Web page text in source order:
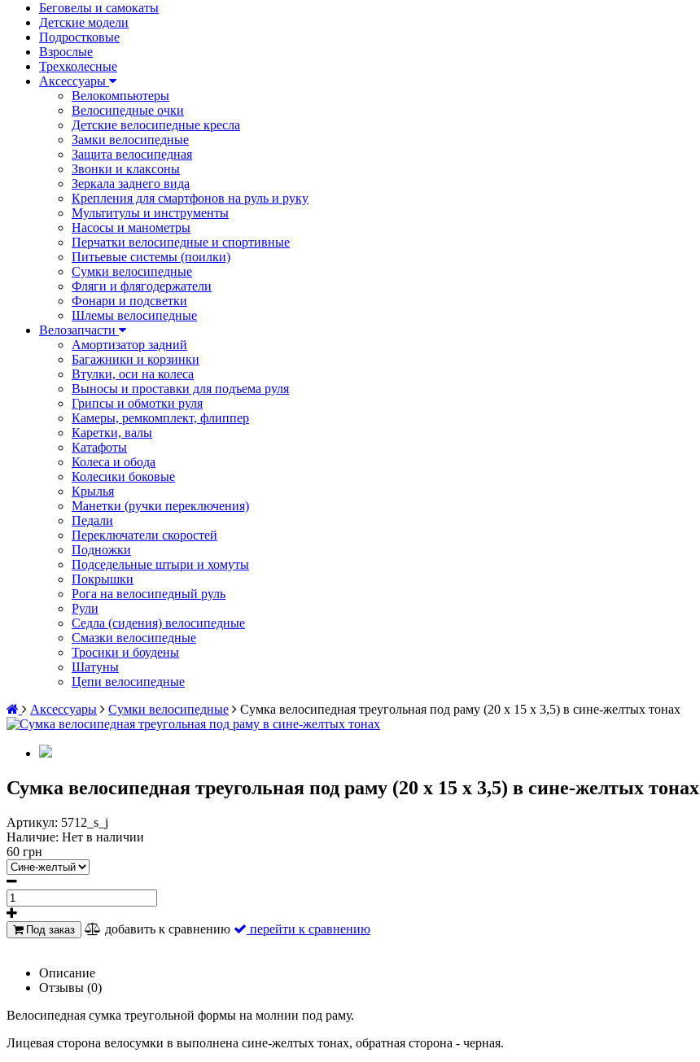
Беговелы и самокаты
Детские модели
Подростковые
Взрослые
Трехколесные
Аксессуары
Велокомпьютеры
Велосипедные очки
Детские велосипедные кресла
Замки велосипедные
Защита велосипедная
Звонки и клаксоны
Зеркала заднего вида
Крепления для смартфонов на руль и руку
Мультитулы и инструменты
Насосы и манометры
Перчатки велосипедные и спортивные
Питьевые системы (поилки)
Сумки велосипедные
Фляги и флягодержатели
Фонари и подсветки
Шлемы велосипедные
Велозапчасти
Амортизатор задний
Багажники и корзинки
Втулки, оси на колеса
Выносы и проставки для подъема руля
Грипсы и обмотки руля
Камеры, ремкомплект, флиппер
Каретки, валы
Катафоты
Колеса и обода
Колесики боковые
Крылья
Манетки (ручки переключения)
Педали
Переключатели скоростей
Подножки
Подседельные штыри и хомуты
Покрышки
Рога на велосипедный руль
Рули
Седла (сидения) велосипедные
Смазки велосипедные
Тросики и боудены
Шатуны
Цепи велосипедные
Аксессуары
Сумки велосипедные Сумка велосипедная треугольная под раму (20 х 15 х 3,5) в сине-желтых тонах
Сумка велосипедная треугольная под раму (20 х 15 х 3,5) в сине-желтых тонах
Артикул: 5712_s_j
Наличие: Нет в наличии
60 грн
Под заказ добавить к сравнению перейти к сравнению
Описание
Отзывы (0)
Велосипедная сумка треугольной формы на молнии под раму.
Лицевая сторона велосумки в выполнена сине-желтых тонах, обратная сторона - черная.